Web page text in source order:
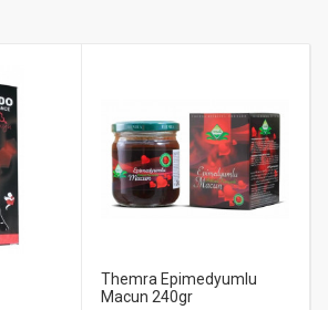
Themra Epimedyumlu
Macun 240gr